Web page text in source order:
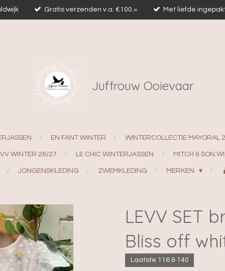
Gratis verzenden v.a. €100.= Met liefde
Juffrouw Ooievaar
EN FANT WINTER WINTERCOLLECTIE MAYORAL
WINTER 26/27 LE CHIC WINTERJASSEN MITCH & SON
JONGENSKLEDING ZWEMKLEDING MERKEN
LEVV SET
Bliss off
Laatste 116 & 140